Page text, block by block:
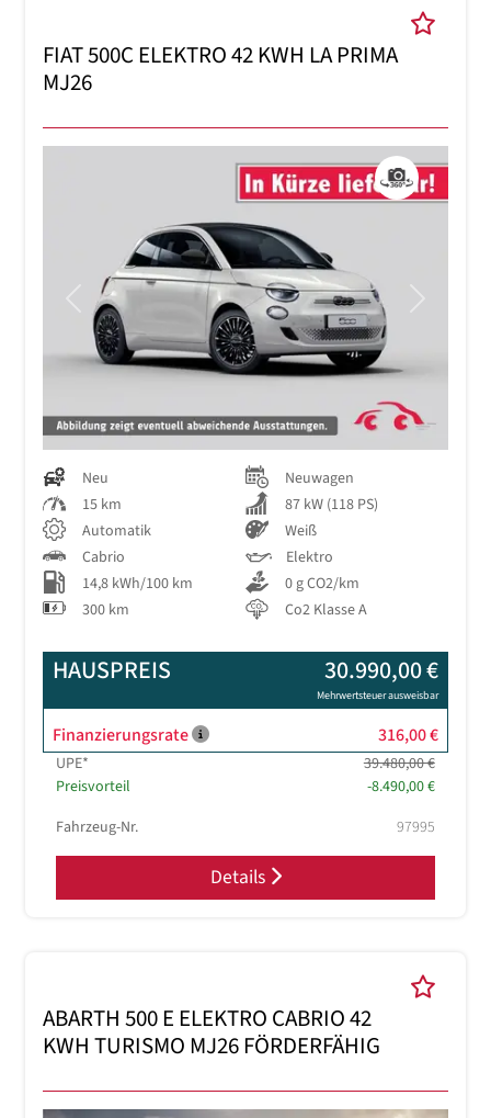
FIAT 500C ELEKTRO 42 KWH LA PRIMA
MJ26
Previous
Neu
Neuwagen
15 km
87 kW (118 PS)
Automatik
Weiß
Cabrio
Elektro
14,8 kWh/100 km
0 g CO2/km
300 km
Co2 Klasse A
UPE*
39.480,00 €
Preisvorteil
-8.490,00 €
HAUSPREIS 30.990,00 €
Mehrwertsteuer ausweisbar
Finanzierungsrate 316,00 €
Fahrzeug-Nr. 97995
Details
ABARTH 500 E ELEKTRO CABRIO 42
KWH TURISMO MJ26 FÖRDERFÄHIG